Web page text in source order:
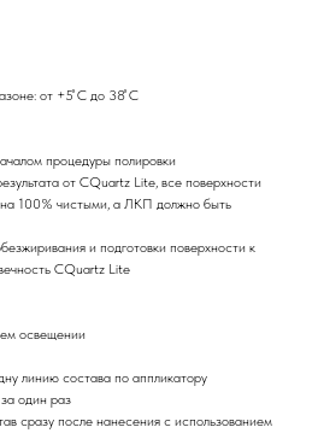
от +5 ̊C до 38 ̊С
процедуры полировки
от CQuartz Lite, все поверхности
100% чистыми, а ЛКП должно быть
и подготовки поверхности к
CQuartz Lite
освещении
линию состава по аппликатору
один раз
сразу после нанесения с использованием